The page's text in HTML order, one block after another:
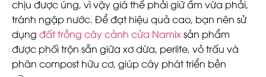
chịu được úng, vì vậy giá thể phải giữ ẩm vừa phải,
tránh ngập nước. Để đạt hiệu quả cao, bạn nên sử
dụng đất trồng cây cảnh cửa Namixsản phẩm
được phối trộn sẵn giữa xơ dừa, perlite, vỏ trấu và
phân compost hữu cơ, giúp cây phát triển bền